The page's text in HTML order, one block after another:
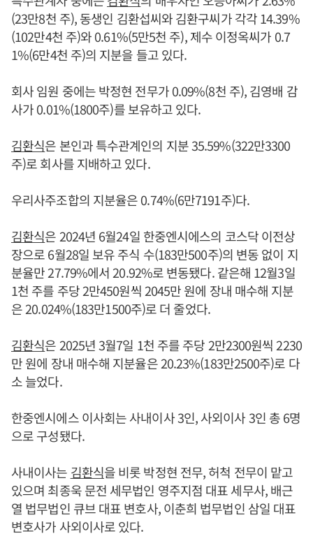
(23만8천 주), 동생인 김환섭씨와 김환구씨가 각각 14.39%
(102만4천 주)와 0.61%(5만5천 주), 제수 이정옥씨가 0.7
1%(6만4천 주)의 지분을 들고 있다.
회사 임원 중에는 박정현 전무가 0.09%(8천 주), 김영배 감
사가 0.01%(1800주)를 보유하고 있다.
김환식은 본인과 특수관계인의 지분 35.59%(322만3300
주)로 회사를 지배하고 있다.
우리사주조합의 지분율은 0.74%(6만7191주)다.
김환식은 2024년 6월24일 한중엔시에스의 코스닥 이전상
장으로 6월28일 보유 주식 수(183만500주)의 변동 없이 지
분율만 27.79%에서 20.92%로 변동됐다. 같은해 12월3일
1천 주를 주당 2만450원씩 2045만 원에 장내 매수해 지분
은 20.024%(183만1500주)로 더 줄었다.
김환식은 2025년 3월7일 1천 주를 주당 2만2300원씩 2230
만 원에 장내 매수해 지분율은 20.23%(183만2500주)로 다
소 늘었다.
한중엔시에스 이사회는 사내이사 3인, 사외이사 3인 총 6명
으로 구성됐다.
사내이사는 김환식을 비롯 박정현 전무, 허척 전무이 맡고
있으며 최종욱 문전 세무법인 영주지점 대표 세무사, 배근
열 법무법인 큐브 대표 변호사, 이춘희 법무법인 삼일 대표
변호사가 사외이사로 있다.